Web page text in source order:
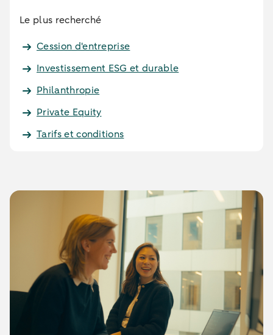
Le plus recherché
Cession d'entreprise
Investissement ESG et durable
Philanthropie
Private Equity
Tarifs et conditions